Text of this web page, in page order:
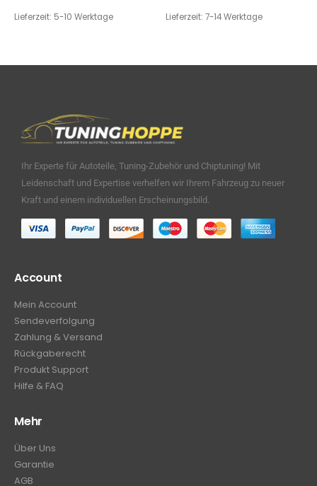
Lieferzeit: 5-10 Werktage Lieferzeit: 7-14 Werktage
Ihr Experte für Autoteile, Tuning-Zubehör und Chiptuning! Mit
Leidenschaft und Expertise verhelfen wir Ihrem Fahrzeug zu neuer
Kraft und einem individuellen Erscheinungsbild.
Account
Mein Account
Sendeverfolgung
Zahlung & Versand
Rückgaberecht
Produkt Support
Hilfe & FAQ
Mehr
Über Uns
Garantie
AGB